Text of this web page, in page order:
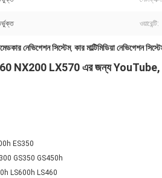
ওয়ারেন্টি:
নেভিগেশন সিস্টেম, কার মাল্টিমিডিয়া নেভিগেশন
NX200 LX570 এর জন্য
ES350
GS350 GS450h
LS600h LS460